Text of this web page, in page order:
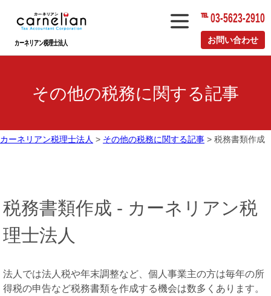
カーネリアン税理士法人
メ
ニ
ュ
℡ 03-5623-2910
お問い合わせ
その他の税務に関する記事
カーネリアン税理士法人 > その他の税務に関する記事 > 税務書類作成
税務書類作成 - カーネリアン税
理士法人
法人では法人税や年末調整など、個人事業主の方は毎年の所
得税の申告など税務書類を作成する機会は数多くあります。